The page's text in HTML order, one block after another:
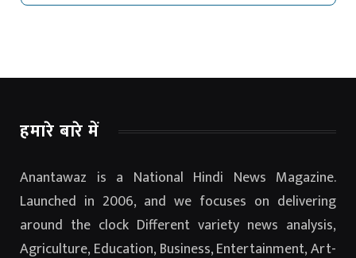
हमारे बारे में
Anantawaz is a National Hindi News Magazine.
Launched in 2006, and we focuses on delivering
around the clock Different variety news analysis,
Agriculture, Education, Business, Entertainment, Art-